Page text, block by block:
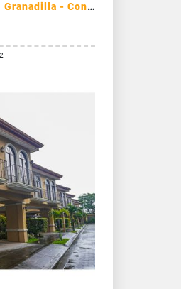
Venta apartamento Curridabat, Granadilla - Condominio Golfside
2